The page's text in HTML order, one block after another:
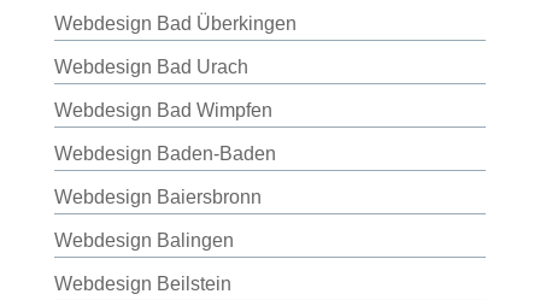
Webdesign Bad Überkingen
Webdesign Bad Urach
Webdesign Bad Wimpfen
Webdesign Baden-Baden
Webdesign Baiersbronn
Webdesign Balingen
Webdesign Beilstein